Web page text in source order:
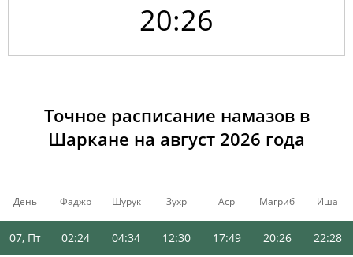
20:26
Точное расписание намазов в
Шаркане на август 2026 года
День Фаджр Шурук Зухр Аср Магриб Иша
12:31
02:21 04:27 12:31 17:54 20:33
06, Чт 02:23 04:32 12:30 17:51 20:28 22:29
07, Пт 02:24 04:34 12:30 17:49 20:26 22:28